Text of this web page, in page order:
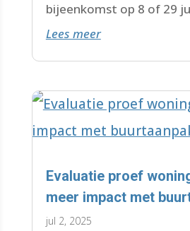
bijeenkomst op 8 of 29
wat dit voor jouw
Lees meer
Evaluatie proef
meer impact met
jul 2, 2025